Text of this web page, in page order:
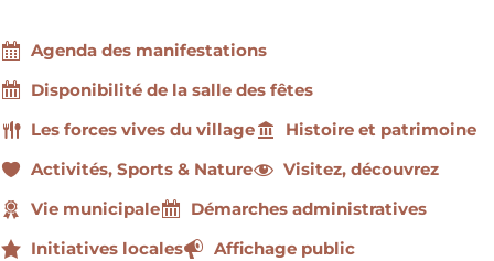
Agenda des manifestations
Disponibilité de la salle des fêtes
Les forces vives du village
Histoire et patrimoine
Activités, Sports & Nature
Visitez, découvrez
Vie municipale
Démarches administratives
Initiatives locales
Affichage public